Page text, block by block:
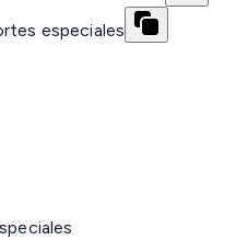
especiales